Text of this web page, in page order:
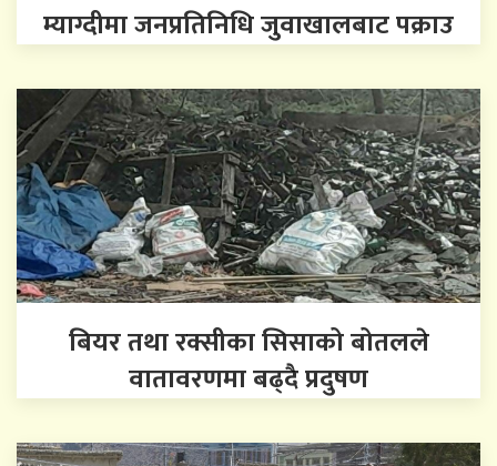
म्याग्दीमा जनप्रतिनिधि जुवाखालबाट पक्राउ
बियर तथा रक्सीका सिसाको बोतलले
वातावरणमा बढ्दै प्रदुषण